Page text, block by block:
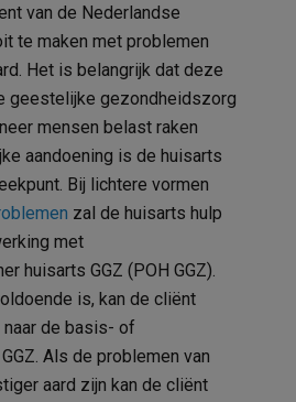
van de Nederlandse
te maken met problemen
Het is belangrijk dat deze
geestelijke gezondheidszorg
mensen belast raken
aandoening is de huisarts
Bij lichtere vormen
zal de huisarts hulp
met
huisarts GGZ (POH GGZ).
is, kan de cliënt
de basis- of
Als de problemen van
aard zijn kan de cliënt